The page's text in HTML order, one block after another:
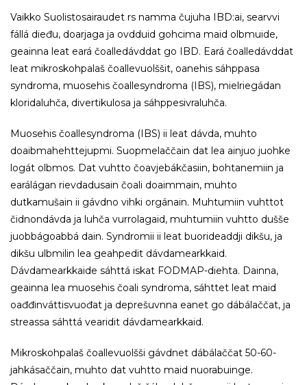
Vaikko Suolistosairaudet rs namma čujuha IBD:ai, searvvi
fállá dieđu, doarjaga ja ovdduid gohcima maid olbmuide,
geainna leat eará čoalledávddat go IBD. Eará čoalledávddat
leat mikroskohpalaš čoallevuolššit, oanehis sáhppasa
syndroma, muosehis čoallesyndroma (IBS), mielriegádan
kloridaluhča, divertikulosa ja sáhppesivraluhča.
Muosehis čoallesyndroma (IBS) ii leat dávda, muhto
doaibmahehttejupmi. Suopmelaččain dat lea ainjuo juohke
logát olbmos. Dat vuhtto čoavjebákčasiin, bohtanemiin ja
earálágan rievdadusain čoali doaimmain, muhto
dutkamušain ii gávdno vihki orgánain. Muhtumiin vuhttot
čidnondávda ja luhča vurrolagaid, muhtumiin vuhtto dušše
juobbágoabbá dain. Syndromii ii leat buorideaddji dikšu, ja
dikšu ulbmilin lea geahpedit dávdamearkkaid.
Dávdamearkkaide sáhttá iskat FODMAP-diehta. Dainna,
geainna lea muosehis čoali syndroma, sáhttet leat maid
oađđinváttisvuođat ja deprešuvnna eanet go dábálaččat, ja
streassa sáhttá vearidit dávdamearkkaid.
Mikroskohpalaš čoallevuolšši gávdnet dábálaččat 50-60-
jahkásaččain, muhto dat vuhtto maid nuorabuinge.